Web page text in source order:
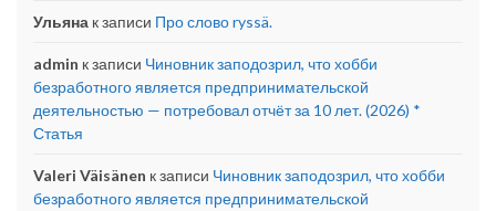
Ульяна к записи Про слово ryssä.
admin к записи Чиновник заподозрил, что хобби
безработного является предпринимательской
деятельностью — потребовал отчёт за 10 лет. (2026) *
Статья
Valeri Väisänen к записи Чиновник заподозрил, что хобби
безработного является предпринимательской